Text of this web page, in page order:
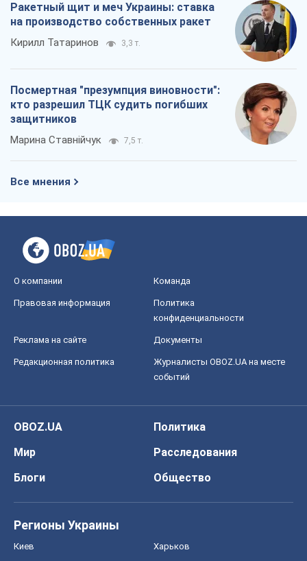
Ракетный щит и меч Украины: ставка
на производство собственных ракет
Кирилл Татаринов 3,3 т.
Посмертная "презумпция виновности":
кто разрешил ТЦК судить погибших
защитников
Марина Ставнійчук 7,5 т.
Все мнения
О компании Команда
Правовая информация
Политика
конфиденциальности
Реклама на сайте Документы
Редакционная политика
Журналисты OBOZ.UA на месте
событий
OBOZ.UA
Политика
Мир
Расследования
Блоги
Общество
Регионы Украины
Киев Харьков